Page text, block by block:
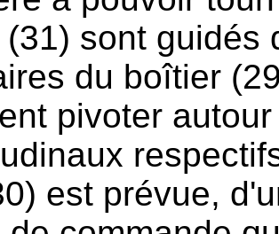
sont guidés
du boîtier
pivoter
est prévue,